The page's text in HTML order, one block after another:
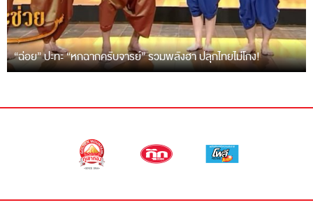
“ฉ่อย” ปะทะ “หกฉากครับจารย์” รวมพลังฮา ปลุกไทยไม่โกง!